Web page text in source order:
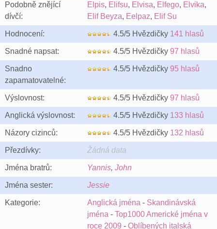
Podobně znějící
dívčí:
Elpis, Elifsu, Elvisa, Elfego, Elvika,
Elif Beyza, Eelpaz, Elif Su
Hodnocení: 4.5/5 Hvězdičky 141 hlasů
Snadné napsat: 4.5/5 Hvězdičky 97 hlasů
Snadno
zapamatovatelné:
4.5/5 Hvězdičky 95 hlasů
Výslovnost: 4.5/5 Hvězdičky 97 hlasů
Anglická výslovnost: 4.5/5 Hvězdičky 133 hlasů
Názory cizinců: 4.5/5 Hvězdičky 132 hlasů
Přezdívky: Žádná data
Jména bratrů: Yannis, John
Jména sester: Jessie
Kategorie: Anglická jména - Skandinávská
jména - Top1000 Americké jména v
roce 2009 - Oblíbených italská